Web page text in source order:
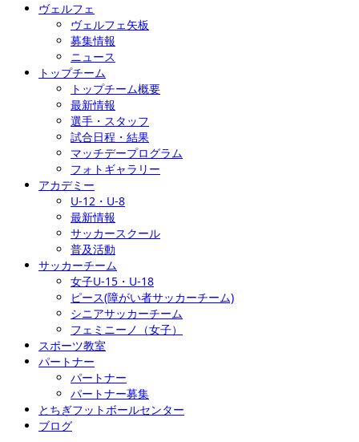
ヴェルフェ
ヴェルフェ矢板
募集情報
ニュース
トップチーム
トップチーム概要
最新情報
選手・スタッフ
試合日程・結果
マッチデープログラム
フォトギャラリー
アカデミー
U-12・U-8
最新情報
サッカースクール
普及活動
サッカーチーム
女子U-15・U-18
ピース(障がい者サッカーチーム)
シニアサッカーチーム
フェミニーノ（女子）
スポーツ教室
パートナー
パートナー
パートナー募集
とちぎフットボールセンター
ブログ